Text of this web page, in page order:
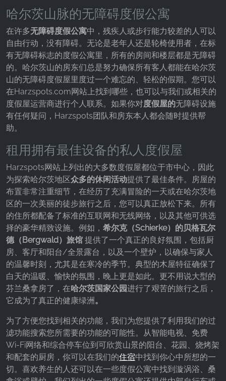
哈尔茨山脉的无障碍度假公寓
在许多无障碍度假公寓中，残疾人或步行能力较差的人可以
自由行动，没有障碍。无论是老年人还是轮椅使用者，在标
有无障碍标志的度假公寓里，所有的房间和楼层都是无障碍
的。哈尔茨山的房东们总是努力确保所有客人都能在哈尔茨
山的无障碍度假屋里度过一个难忘的、轻松的假期。您可以
在Harzspots.com网站上找到哪些，也可以与我们或相关的
度假屋运营商进行个人联系。如果你对度假屋的无障碍设施
有任何疑问，Harzspots团队和房东本人都会随时提供帮
助。
租用拥有最佳设备的私人度假屋
Harzspots网站上列出的大多数度假屋都位于市中心，因此
为探索哈尔茨地区众多的休闲活动提供了最佳条件。房屋的
布置非常注重细节，在经历了充满冒险的一天或在哈尔茨地
区的一次美丽的徒步旅行之后，您可以真正放松下来。所有
的住所都配备了标准的互联网和无线网络，以及其他可供选
择的豪华精致设施。例如， 希尔克（Schierke）的贝格瓦尔
德（Bergwald）旅馆 提供了一个真正的良好氛围，包括厨
房、客厅和阳台/全景露台，以及一个壁炉，以确保与家人
的温馨时刻，尤其是在寒冷的季节。典型的木屋特征确保了
白天的温暖、愉快的氛围，晚上更是如此。更不用说大型的
芬兰桑拿房了，在哈尔茨国家公园进行了艰苦的旅行之后，
它成为了真正的健康绿洲 。
为了方便您找到相关的功能，我们为您提供了利用我们的过
滤功能搜索您所需要的功能的可能性。从智能电视、免费
Wi-Fi网络和综合停车位到可欣赏山景的阳台、花园、烧烤架
和配套的厨房，你可以在我们的住宿中找到你心中所想的一
切。喜欢养生的人还可以在一些度假公寓中找到漩涡浴、桑